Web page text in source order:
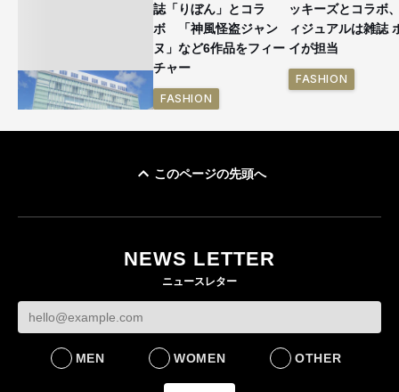
誌「りぼん」とコラ
ボ 「神風怪盗ジャン
ヌ」など6作品をフィー
チャー
FASHION
ッキーズとコラボ
ィジュアルは雑誌
イが担当
FASHION
このページの先頭へ
NEWS LETTER
ニュースレター
MEN WOMEN OTHER